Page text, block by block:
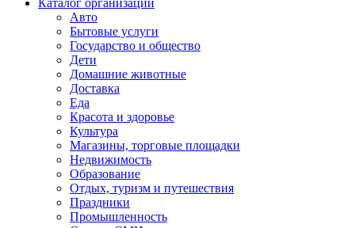
Каталог организаций
Авто
Бытовые услуги
Государство и общество
Дети
Домашние животные
Доставка
Еда
Красота и здоровье
Культура
Магазины, торговые площадки
Недвижимость
Образование
Отдых, туризм и путешествия
Праздники
Промышленность